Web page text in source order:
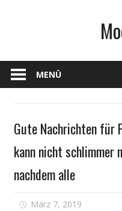
MENÜ
Gesundheit
Gute Nachrichten für
kann nicht schlimmer
nachdem alle
März 7, 2019